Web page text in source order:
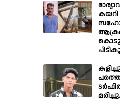
കയറി
മരിച്ചു.